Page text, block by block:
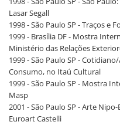
Lasar Segall
1998 - São Paulo SP - Traços e
1999 - Brasília DF - Mostra
Ministério das Relações
1999 - São Paulo SP -
Consumo, no Itaú Cultural
1999 - São Paulo SP - Mostra
Masp
2001 - São Paulo SP - Arte
Euroart Castelli